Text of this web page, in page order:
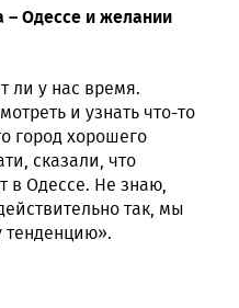
– Одессе и желании
ли у нас время.
и узнать что-то
город хорошего
сказали, что
в Одессе. Не знаю,
так, мы
тенденцию».